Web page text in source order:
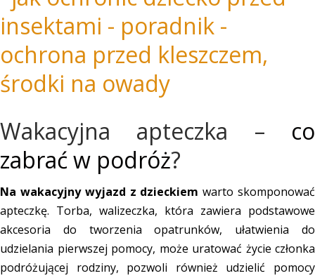
Wakacyjna apteczka – co
zabrać w podróż?
Na wakacyjny wyjazd z dzieckiem warto skomponować
apteczkę. Torba, walizeczka, która zawiera podstawowe
akcesoria do tworzenia opatrunków, ułatwienia do
udzielania pierwszej pomocy, może uratować życie członka
podróżującej rodziny, pozwoli również udzielić pomocy